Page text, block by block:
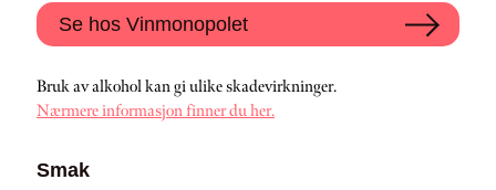
Se hos Vinmonopolet
Bruk av alkohol kan gi ulike skadevirkninger.
Nærmere informasjon finner du her.
Smak